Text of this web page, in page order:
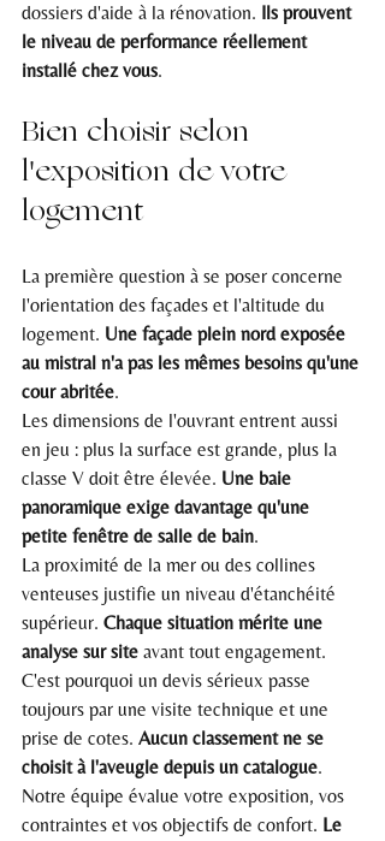
dossiers d'aide à la rénovation. Ils prouvent
le niveau de performance réellement
installé chez vous.
Bien choisir selon
l'exposition de votre
logement
La première question à se poser concerne
l'orientation des façades et l'altitude du
logement. Une façade plein nord exposée
au mistral n'a pas les mêmes besoins qu'une
cour abritée.
Les dimensions de l'ouvrant entrent aussi
en jeu : plus la surface est grande, plus la
classe V doit être élevée. Une baie
panoramique exige davantage qu'une
petite fenêtre de salle de bain.
La proximité de la mer ou des collines
venteuses justifie un niveau d'étanchéité
supérieur. Chaque situation mérite une
analyse sur site avant tout engagement.
C'est pourquoi un devis sérieux passe
toujours par une visite technique et une
prise de cotes. Aucun classement ne se
choisit à l'aveugle depuis un catalogue.
Notre équipe évalue votre exposition, vos
contraintes et vos objectifs de confort. Le